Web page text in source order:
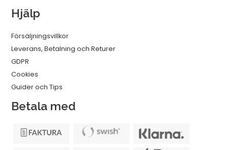
Hjälp
Försäljningsvillkor
Leverans, Betalning och Returer
GDPR
Cookies
Guider och Tips
Betala med